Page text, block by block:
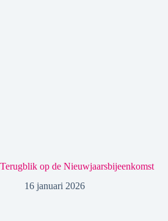
Terugblik op de Nieuwjaarsbijeenkomst
16 januari 2026